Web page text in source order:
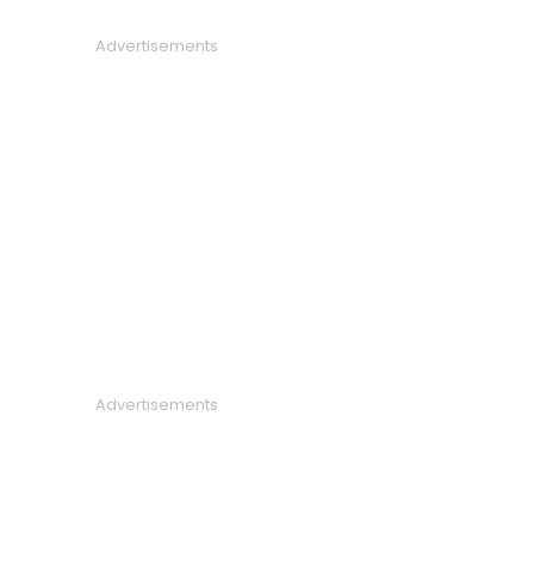
Advertisements
Advertisements